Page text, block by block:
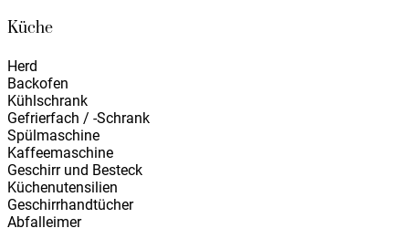
Küche
Herd
Backofen
Kühlschrank
Gefrierfach / -Schrank
Spülmaschine
Kaffeemaschine
Geschirr und Besteck
Küchenutensilien
Geschirrhandtücher
Abfalleimer